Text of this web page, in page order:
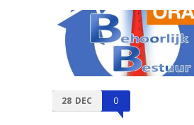
28 DEC 0